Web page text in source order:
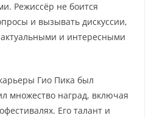
Режиссёр не боится
и вызывать дискуссии,
актуальными и интересными
Гио Пика был
множество наград, включая
Его талант и